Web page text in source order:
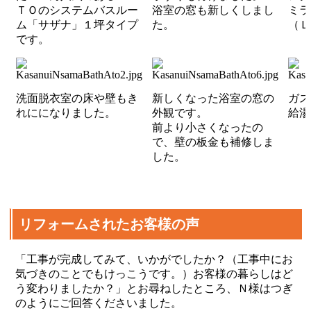
ＴＯのシステムバスルー
ム「サザナ」１坪タイプ
です。
浴室の窓も新しくしまし
た。
ミ
（
洗面脱衣室の床や壁もき
れにになりました。
新しくなった浴室の窓の
外観です。
前より小さくなったの
で、壁の板金も補修しま
した。
ガ
給
リフォームされたお客様の声
「工事が完成してみて、いかがでしたか？（工事中にお
気づきのことでもけっこうです。）お客様の暮らしはど
う変わりましたか？」とお尋ねしたところ、Ｎ様はつぎ
のようにご回答くださいました。